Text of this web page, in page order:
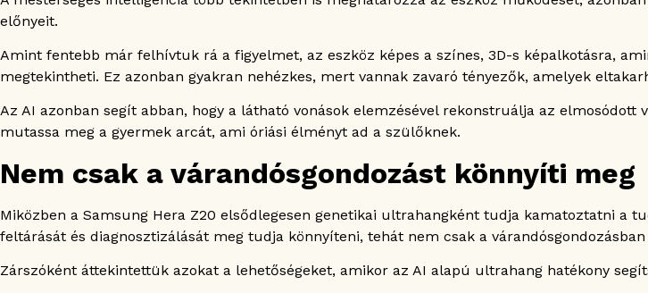
előnyeit.
Amint fentebb már felhívtuk rá a figyelmet, az eszköz képes a színes, 3D-s képalkotásra,
megtekintheti. Ez azonban gyakran nehézkes, mert vannak zavaró tényezők, amelyek
Az AI azonban segít abban, hogy a látható vonások elemzésével rekonstruálja az
mutassa meg a gyermek arcát, ami óriási élményt ad a szülőknek.
Nem csak a várandósgondozást könnyíti meg
Miközben a Samsung Hera Z20 elsődlegesen genetikai ultrahangként tudja kamatoztatni a
feltárását és diagnosztizálását meg tudja könnyíteni, tehát nem csak a
Zárszóként áttekintettük azokat a lehetőségeket, amikor az AI alapú ultrahang hatékony